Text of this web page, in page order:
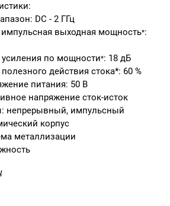
DC - 2 ГГц
выходная мощность*:
по мощности*: 18 дБ
действия стока*: 60 %
питания: 50 В
напряжение сток-исток
непрерывный, импульсный
корпус
металлизации